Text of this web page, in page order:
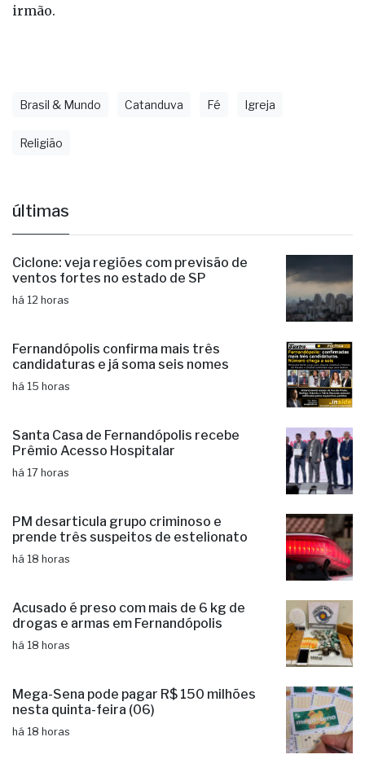
irmão.
Brasil & Mundo Catanduva Fé Igreja
Religião
últimas
Ciclone: veja regiões com previsão de
ventos fortes no estado de SP
há 12 horas
Fernandópolis confirma mais três
candidaturas e já soma seis nomes
há 15 horas
Santa Casa de Fernandópolis recebe
Prêmio Acesso Hospitalar
há 17 horas
PM desarticula grupo criminoso e
prende três suspeitos de estelionato
há 18 horas
Acusado é preso com mais de 6 kg de
drogas e armas em Fernandópolis
há 18 horas
Mega-Sena pode pagar R$ 150 milhões
nesta quinta-feira (06)
há 18 horas